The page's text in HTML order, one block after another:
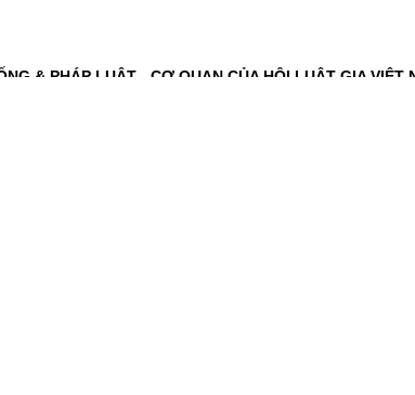
& PHÁP LUẬT - CƠ QUAN CỦA HỘI LUẬT GIA VIỆT